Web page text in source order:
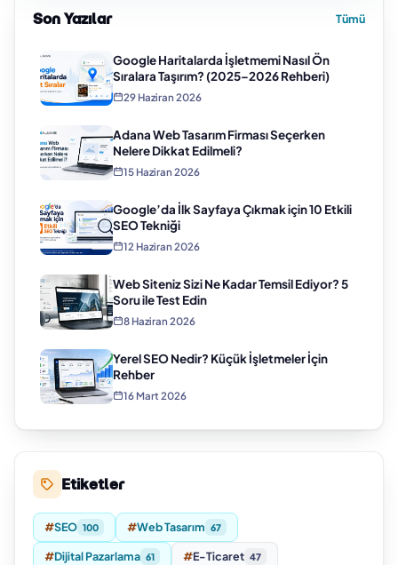
Son Yazılar Tümü
Google Haritalarda İşletmemi Nasıl Ön
Sıralara Taşırım? (2025–2026 Rehberi)
29 Haziran 2026
Adana Web Tasarım Firması Seçerken
Nelere Dikkat Edilmeli?
15 Haziran 2026
Google’da İlk Sayfaya Çıkmak için 10 Etkili
SEO Tekniği
12 Haziran 2026
Web Siteniz Sizi Ne Kadar Temsil Ediyor? 5
Soru ile Test Edin
8 Haziran 2026
Yerel SEO Nedir? Küçük İşletmeler İçin
Rehber
16 Mart 2026
Etiketler
#SEO 100 #Web Tasarım 67
#Dijital Pazarlama 61 #E-Ticaret 47